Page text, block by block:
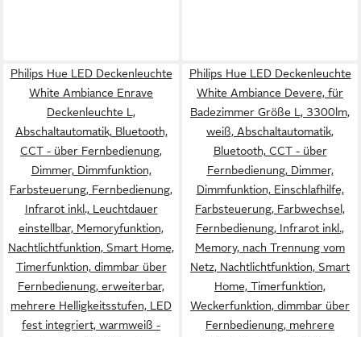
Philips Hue LED Deckenleuchte
White Ambiance Enrave
Deckenleuchte L,
Abschaltautomatik, Bluetooth,
CCT - über Fernbedienung,
Dimmer, Dimmfunktion,
Farbsteuerung, Fernbedienung,
Infrarot inkl., Leuchtdauer
einstellbar, Memoryfunktion,
Nachtlichtfunktion, Smart Home,
Timerfunktion, dimmbar über
Fernbedienung, erweiterbar,
mehrere Helligkeitsstufen, LED
fest integriert, warmweiß -
Philips Hue LED Deckenleuchte
White Ambiance Devere, für
Badezimmer Größe L, 3300lm,
weiß, Abschaltautomatik,
Bluetooth, CCT - über
Fernbedienung, Dimmer,
Dimmfunktion, Einschlafhilfe,
Farbsteuerung, Farbwechsel,
Fernbedienung, Infrarot inkl.,
Memory, nach Trennung vom
Netz, Nachtlichtfunktion, Smart
Home, Timerfunktion,
Weckerfunktion, dimmbar über
Fernbedienung, mehrere